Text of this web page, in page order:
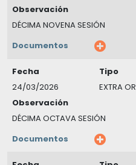
Observación
DÉCIMA NOVENA SESIÓN
Documentos
Fecha
24/03/2026
Tipo
EXTRA
Observación
DÉCIMA OCTAVA SESIÓN
Documentos